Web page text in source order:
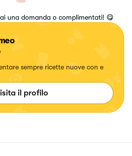
una domanda o complimentati! 😋
sempre ricette nuove con e
il profilo